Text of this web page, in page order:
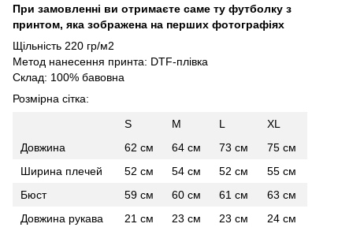
При замовленні ви отримаєте саме ту футболку з
принтом, яка зображена на перших фотографіях
Щільність 220 гр/м2
Метод нанесення принта: DTF-плівка
Склад: 100% бавовна
Розмірна сітка:
S
M L
XL
Довжина
62 см 64 см 73 см
75 см
Ширина плечей
52 см 54 см 52 см
55 см
Бюст
59 см 60 см 61 см
63 см
Довжина рукава
21 см 23 см 23 см 24 см